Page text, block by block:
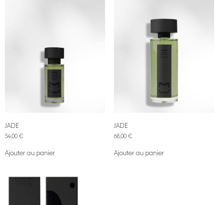
JADE
54,00 €
Ajouter au panier
JADE
68,00 €
Ajouter au panier